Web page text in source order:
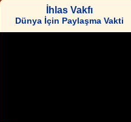
İhlas Vakfı
Dünya İçin Paylaşma Vakti